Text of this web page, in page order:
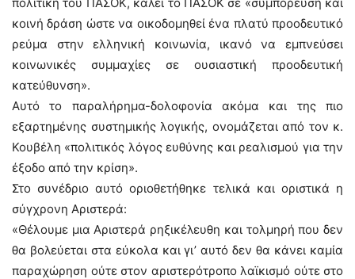
κοινή δράση ώστε να οικοδομηθεί ένα πλατύ προοδευτικό
ρεύμα στην ελληνική κοινωνία, ικανό να εμπνεύσει
κοινωνικές συμμαχίες σε ουσιαστική προοδευτική
κατεύθυνση».
Αυτό το παραλήρημα-δολοφονία ακόμα και της πιο
εξαρτημένης συστημικής λογικής, ονομάζεται από τον κ.
Κουβέλη «πολιτικός λόγος ευθύνης και ρεαλισμού για την
έξοδο από την κρίση».
Στο συνέδριο αυτό οριοθετήθηκε τελικά και οριστικά η
σύγχρονη Αριστερά:
«Θέλουμε μια Αριστερά ρηξικέλευθη και τολμηρή που δεν
θα βολεύεται στα εύκολα και γι’ αυτό δεν θα κάνει καμία
παραχώρηση ούτε στον αριστερότροπο λαϊκισμό ούτε στο